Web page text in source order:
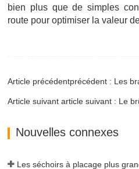
bien plus que de simples
route pour optimiser la valeur
Nouvelles connexes